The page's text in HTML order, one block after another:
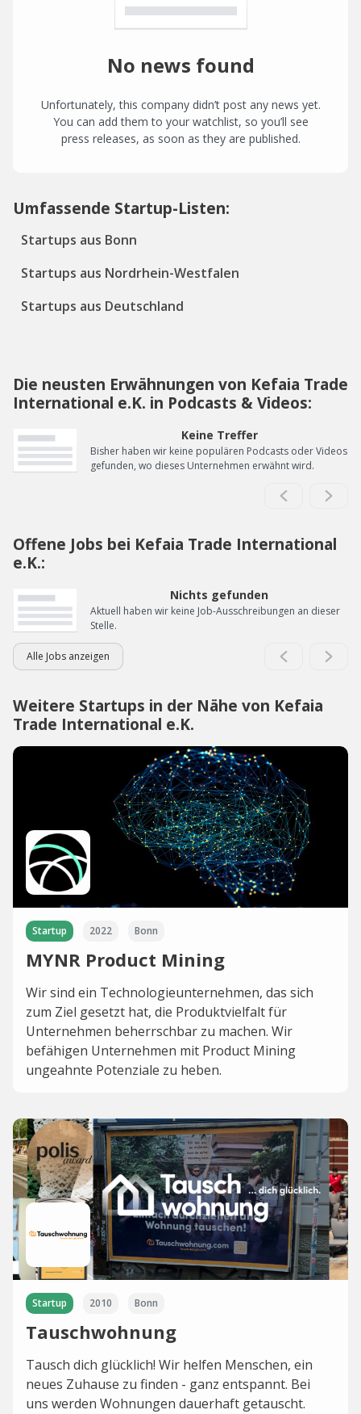
No news found
Unfortunately, this company didn’t post any news yet.
You can add them to your watchlist, so you’ll see
press releases, as soon as they are published.
Umfassende Startup-Listen:
Startups aus Bonn
Startups aus Nordrhein-Westfalen
Startups aus Deutschland
Die neusten Erwähnungen von Kefaia Trade
International e.K. in Podcasts & Videos:
Keine Treffer
Bisher haben wir keine populären Podcasts oder Videos
gefunden, wo dieses Unternehmen erwähnt wird.
Offene Jobs bei Kefaia Trade International
e.K.:
Nichts gefunden
Aktuell haben wir keine Job-Ausschreibungen an dieser
Stelle.
Alle Jobs anzeigen
Weitere Startups in der Nähe von Kefaia
Trade International e.K.
Startup 2022 Bonn
MYNR Product Mining
Wir sind ein Technologieunternehmen, das sich
zum Ziel gesetzt hat, die Produktvielfalt für
Unternehmen beherrschbar zu machen. Wir
befähigen Unternehmen mit Product Mining
ungeahnte Potenziale zu heben.
Startup 2010 Bonn
Tauschwohnung
Tausch dich glücklich! Wir helfen Menschen, ein
neues Zuhause zu finden - ganz entspannt. Bei
uns werden Wohnungen dauerhaft getauscht.